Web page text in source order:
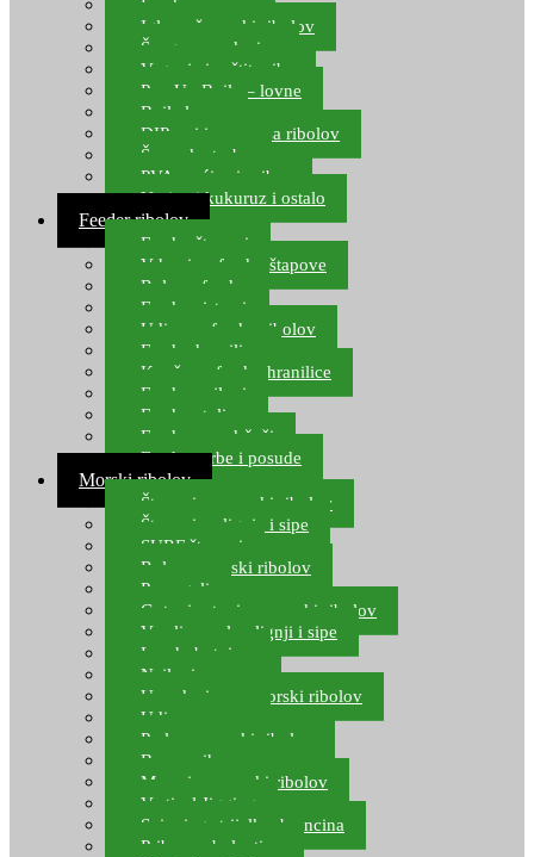
Leadcore
Igle za šaranski ribolov
Špage, upredenice
Vaganje i zaštita ribe
Pop Up Boile – lovne
Boile lovne
DIP-ovi i arome za ribolov
Šaranske torbe
PVA vrećice i pribor
Umjetni kukuruz i ostalo
Feeder ribolov
Feeder štapovi
Vrhovi za feeder štapove
Role za feeder
Feeder sistemi
Udice za feeder ribolov
Feeder hranilice
Kopče za feeder hranilice
Feeder najloni
Feeder stolice
Feeder arm držači
Feeder torbe i posude
Morski ribolov
Štapovi za morski ribolov
Štapovi za lignje i sipe
SURF štapovi
Role za morski ribolov
Parangali
Gotovi setovi za morski ribolov
Varalice za lov lignji i sipe
Lov hobotnice
Najloni za more
Upredenice za morski ribolov
Udice za more
Perle za morski ribolov
Brum prihrana za more
Mamci za morski ribolov
Vertical Jigging
Spinning strijelke, brancina
Pribor za bolentino